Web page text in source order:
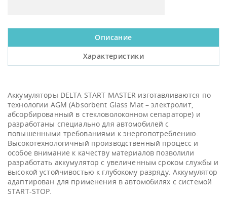
Описание
Характеристики
Аккумуляторы DELTA START MASTER изготавливаются по
технологии AGM (Absorbent Glass Mat – электролит,
абсорбированный в стекловолоконном сепараторе) и
разработаны специально для автомобилей с
повышенными требованиями к энергопотреблению.
Высокотехнологичный производственный процесс и
особое внимание к качеству материалов позволили
разработать аккумулятор с увеличенным сроком службы и
высокой устойчивостью к глубокому разряду. Аккумулятор
адаптирован для применения в автомобилях с системой
START-STOP.